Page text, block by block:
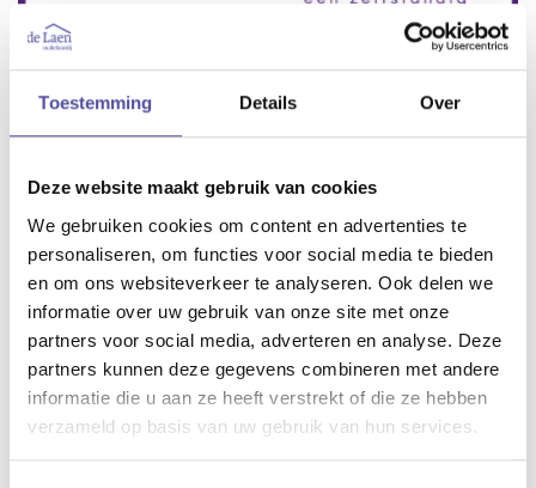
Toestemming Details Over
Deze website maakt gebruik van cookies
We gebruiken cookies om content en advertenties te
personaliseren, om functies voor social media te bieden
en om ons websiteverkeer te analyseren. Ook delen we
informatie over uw gebruik van onze site met onze
partners voor social media, adverteren en analyse. Deze
partners kunnen deze gegevens combineren met andere
informatie die u aan ze heeft verstrekt of die ze hebben
verzameld op basis van uw gebruik van hun services.
Altijd leuk om op 31 december terug te kijken op het
afgelopen jaar. Wat hebben we een mooi en succesvol 2022
achter de rug. Heel veel mensen mogen helpen met de
verkoop en aankoop van hun nieuwe woning, woningen